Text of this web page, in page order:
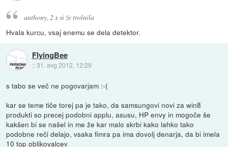
anthony, 2 x si že trolnila
Hvala kurcu, vsaj enemu se dela detektor.
FlyingBee
::31. avg 2012, 12:29
s tabo se več ne pogovarjam :-(
kar se teme tiče torej pa je tako, da samsungovi novi za win8
produkti so precej podobni applu, asusu, HP envy in mogoče še
kakšen bi se našel in me že kar malo skrbi kako lahko tako
podobne reči delajo, vsaka fimra pa ima dovolj denarja, da bi imela
10 top oblikovalcev